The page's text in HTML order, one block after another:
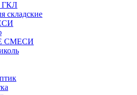
ГКЛ
складские
СМЕСИ